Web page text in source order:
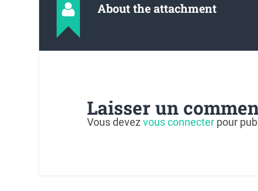
About the attachment
Laisser un
Vous devez vous connecterpour